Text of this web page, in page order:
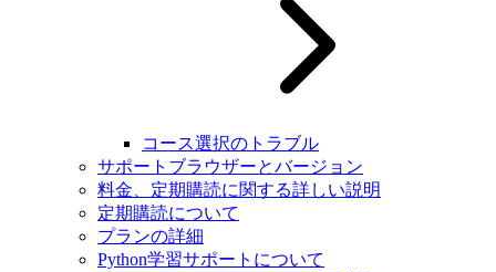
コース選択のトラブル
サポートブラウザーとバージョン
料金、定期購読に関する詳しい説明
定期購読について
プランの詳細
Python学習サポートについて